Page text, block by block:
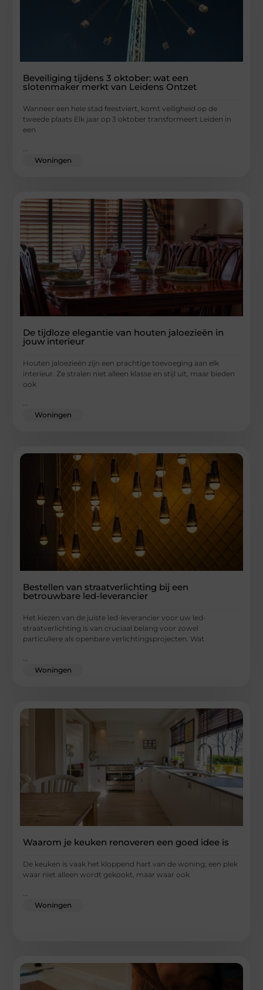
Beveiliging tijdens 3 oktober: wat een
slotenmaker merkt van Leidens Ontzet
Wanneer een hele stad feestviert, komt veiligheid op de
tweede plaats Elk jaar op 3 oktober transformeert Leiden in
een
Woningen
De tijdloze elegantie van houten jaloezieën in
jouw interieur
Houten jaloezieën zijn een prachtige toevoeging aan elk
interieur. Ze stralen niet alleen klasse en stijl uit, maar bieden
ook
...
Woningen
Bestellen van straatverlichting bij een
betrouwbare led-leverancier
Het kiezen van de juiste led-leverancier voor uw led-
straatverlichting is van cruciaal belang voor zowel
particuliere als openbare verlichtingsprojecten. Wat
Woningen
Waarom je keuken renoveren een goed idee is
De keuken is vaak het kloppend hart van de woning; een plek
waar niet alleen wordt gekookt, maar waar ook
...
Woningen